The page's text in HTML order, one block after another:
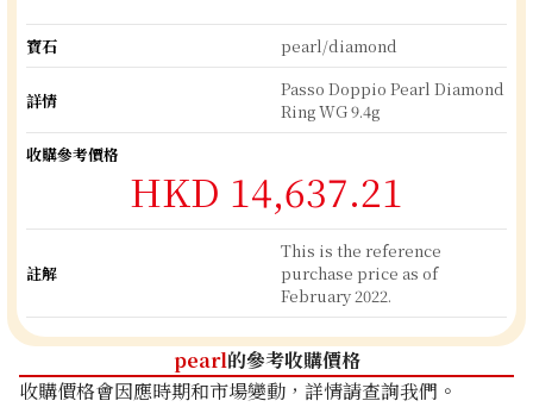
寶石 pearl/diamond
詳情
Passo Doppio Pearl Diamond
Ring WG 9.4g
收購參考價格
HKD 14,637.21
註解
This is the reference
purchase price as of
February 2022.
pearl的參考收購價格
收購價格會因應時期和市場變動，詳情請查詢我們。